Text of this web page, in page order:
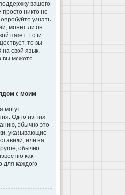
вашего
никто не
узнать
может ли он
пакет. Если
то вы
на свой язык.
вы можете
с моим
могут
Одно из них
обычно это
указывающие
или на
обычно
как
для каждого